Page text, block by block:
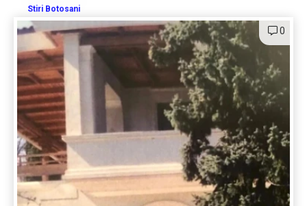
Stiri Botosani
0